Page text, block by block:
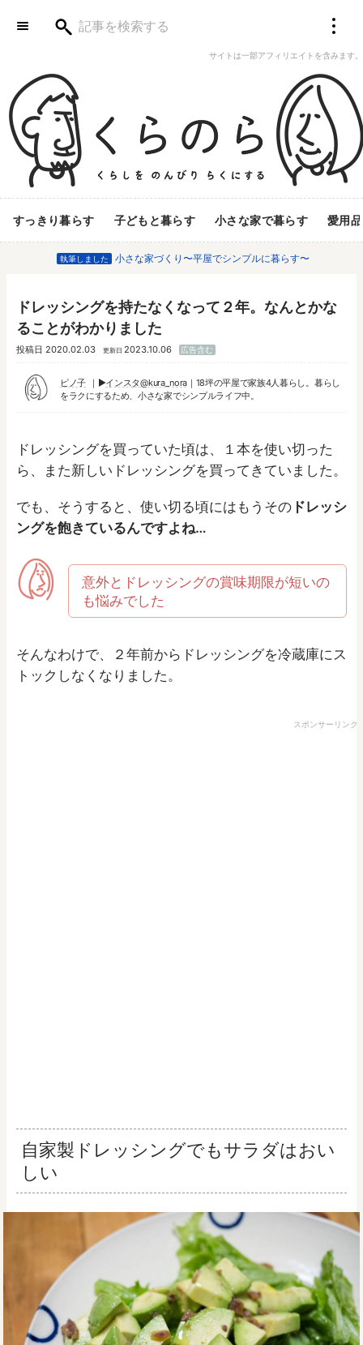
サイトは一部アフィリエイトを含みます。
すっきり暮らす 子どもと暮らす 小さな家で暮らす 愛用品
執筆しました 小さな家づくり〜平屋でシンプルに暮らす〜
ドレッシングを持たなくなって２年。なんとかな
ることがわかりました
投稿日 2020.02.03 更新日 2023.10.06 広告含む
ピノ子 ▶︎インスタ@kura_nora｜18坪の平屋で家族4人暮らし。暮らし
をラクにするため、小さな家でシンプルライフ中。
ドレッシングを買っていた頃は、１本を使い切った
ら、また新しいドレッシングを買ってきていました。
でも、そうすると、使い切る頃にはもうその ドレッシ
ングを飽きているんですよね…
意外とドレッシングの賞味期限が短いの
も悩みでした
そんなわけで、２年前からドレッシングを冷蔵庫にス
トックしなくなりました。
スポンサーリンク
自家製ドレッシングでもサラダはおい
しい